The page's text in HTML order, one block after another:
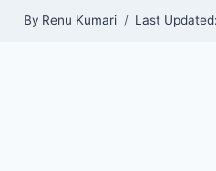
By Renu Kumari Last Updated: